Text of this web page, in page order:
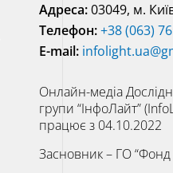
Адреса:03049, м.
Телефон:+38 (063)
E-mail:
Онлайн-медіа
групи “ІнфоЛайт”
працює з 04.10.2022
Засновник – ГО “Фонд